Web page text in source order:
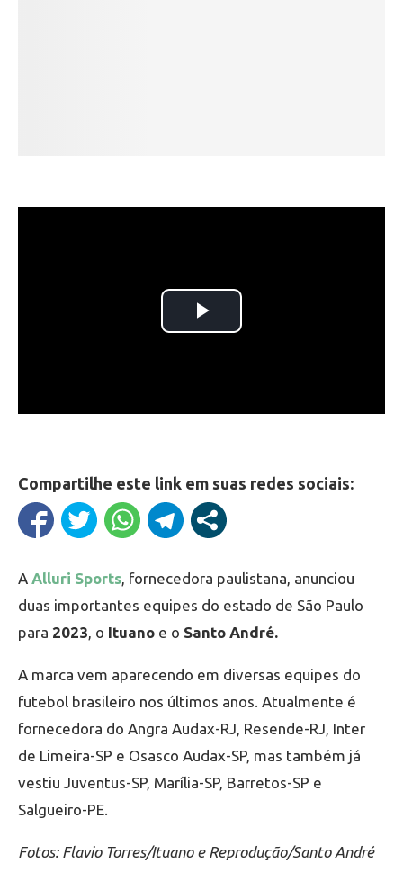
Compartilhe este link em suas redes sociais:
A Alluri Sports, fornecedora paulistana, anunciou
duas importantes equipes do estado de São Paulo
para 2023, o Ituano e o Santo André.
A marca vem aparecendo em diversas equipes do
futebol brasileiro nos últimos anos. Atualmente é
fornecedora do Angra Audax-RJ, Resende-RJ, Inter
de Limeira-SP e Osasco Audax-SP, mas também já
vestiu Juventus-SP, Marília-SP, Barretos-SP e
Salgueiro-PE.
Fotos: Flavio Torres/Ituano e Reprodução/Santo André